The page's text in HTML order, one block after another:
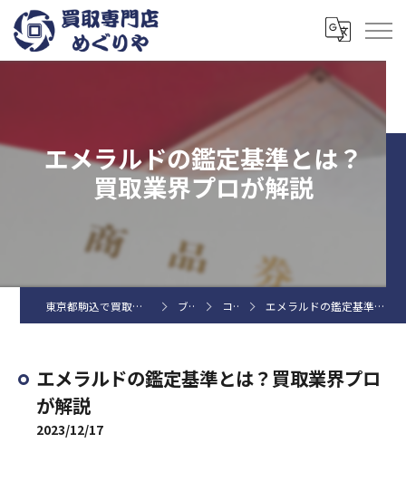
エメラルドの鑑定基準とは？
買取業界プロが解説
東京都駒込で買取なら買取専門店めぐりや ブログ コラム エメラルドの鑑定基準とは？買取業界プロが解説
エメラルドの鑑定基準とは？買取業界プロ
が解説
2023/12/17